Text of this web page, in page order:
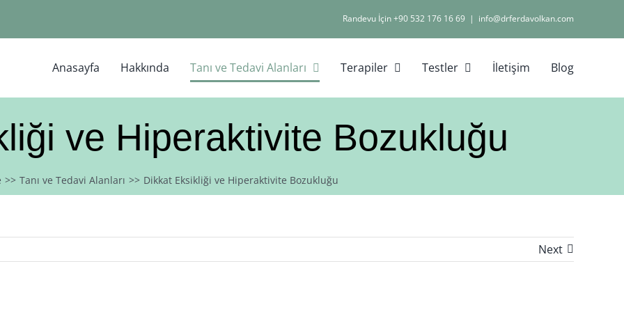
Randevu İçin +90 532 176 16 69 | info@drferdavolkan.com
Anasayfa Hakkında Tanı ve Tedavi Alanları Terapiler Testler İletişim Blog
ve Hiperaktivite Bozukluğu
Tanı ve Tedavi Alanları Dikkat Eksikliği ve Hiperaktivite Bozukluğu
Next